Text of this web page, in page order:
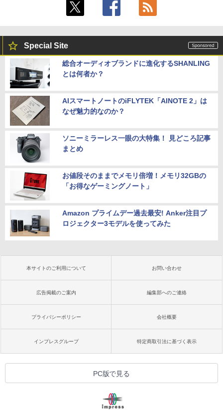
Special Site
総合オーディオブランドに進化するSHANLING
とは何者か？
AIスマートノートのiFLYTEK「AINOTE 2」は
なぜ魅力的なのか？
ソニーミラーレス一眼の大特集！ 見どころ記事
まとめ
お値段そのままでメモリ倍増！メモリ32GBの
「お得なゲーミングノート」
Amazon プライムデー過去最安! Anker注目プ
ロジェクター3モデルを使ってみた
本サイトのご利用について お問い合わせ
広告掲載のご案内 編集部へのご連絡
プライバシーポリシー 会社概要
インプレスグループ 特定商取引法に基づく表示
PC版で見る